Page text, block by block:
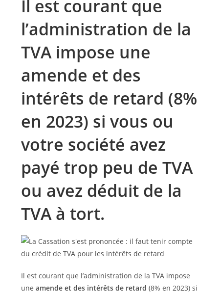
Il est courant que
l’administration de la
TVA impose une
amende et des
intérêts de retard (8%
en 2023) si vous ou
votre société avez
payé trop peu de TVA
ou avez déduit de la
TVA à tort.
Il est courant que l’administration de la TVA impose
une amende et des intérêts de retard (8% en 2023) si